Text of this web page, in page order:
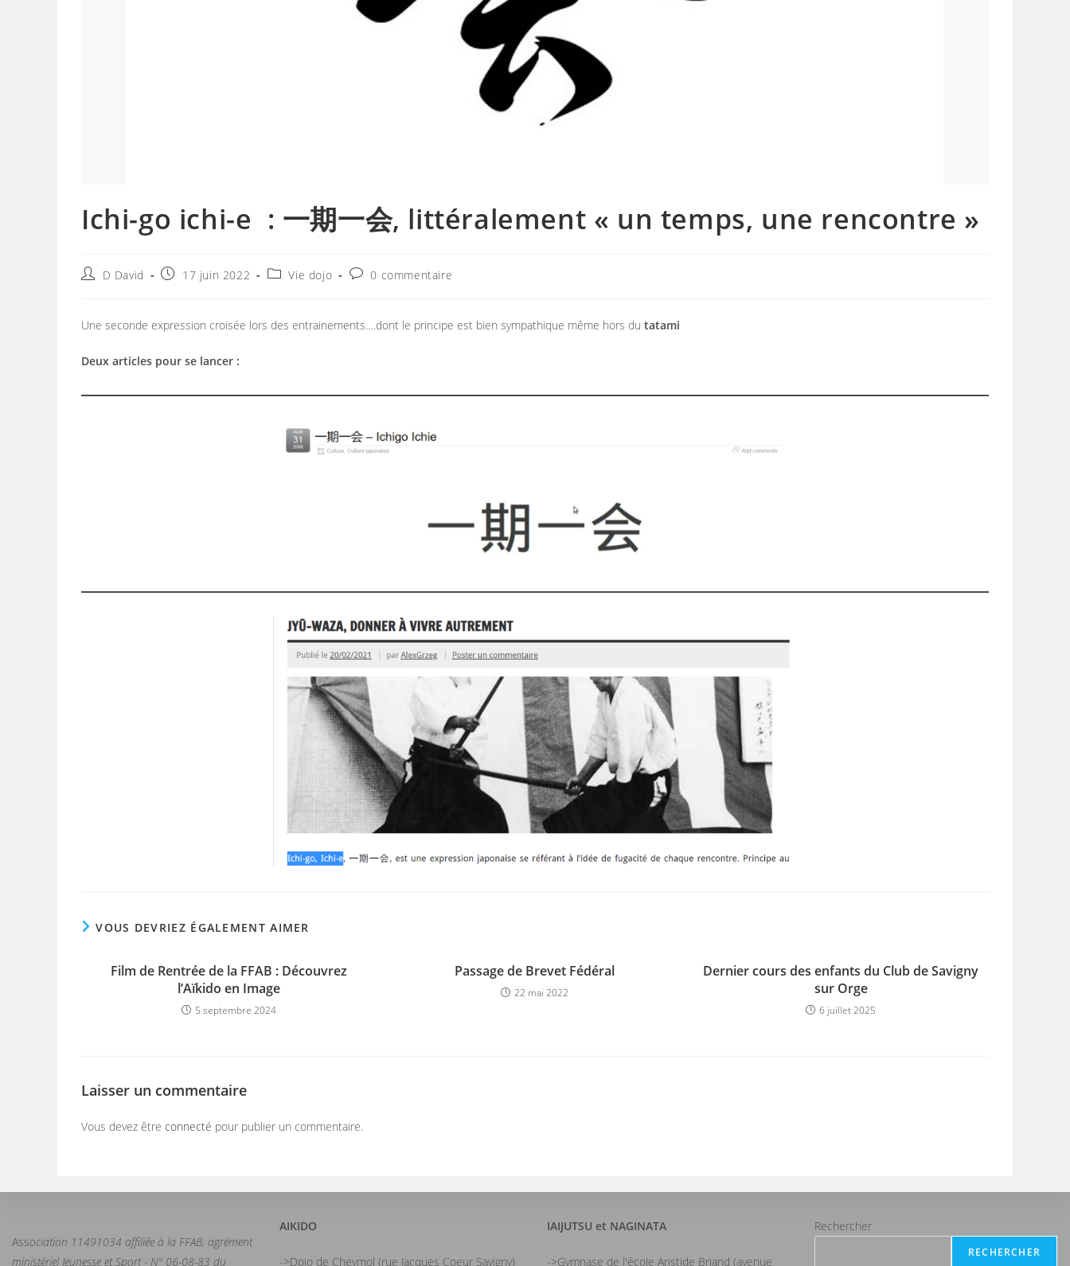
Ichi-go ichi-e : 一期一会, littéralement « un temps, une rencontre »
Auteur/autrice
publication :
D David
Publication
17 juin 2022
PostVie dojo
Commentaires
publication :
0 commentaire
Une seconde expression croisée lors des entrainements….dont le principe est bien sympathique même hors du tatami
Deux articles pour se lancer :
VOUS DEVRIEZ ÉGALEMENT AIMER
Film de Rentrée de la FFAB : Découvrez
l’Aïkido en Image
5 septembre 2024
Passage de Brevet Fédéral
22 mai 2022
Dernier cours des enfants du Club de Savigny
sur Orge
6 juillet 2025
Laisser un commentaire
Vous devez être connecté pour publier un commentaire.
Association 11491034 affiliée à la FFAB, agrément
ministériel Jeunesse et Sport - N° 06-08-83 du
AIKIDO
->Dojo de Cheymol (rue Jacques Coeur Savigny)
IAIJUTSU et NAGINATA
->Gymnase de l'école Aristide Briand (avenue
Rechercher
RECHERCHER